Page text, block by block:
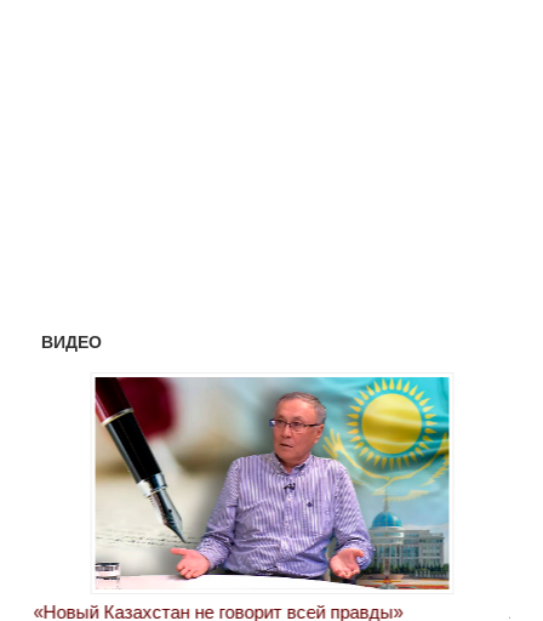
ВИДЕО
«Новый Казахстан не говорит всей правды»